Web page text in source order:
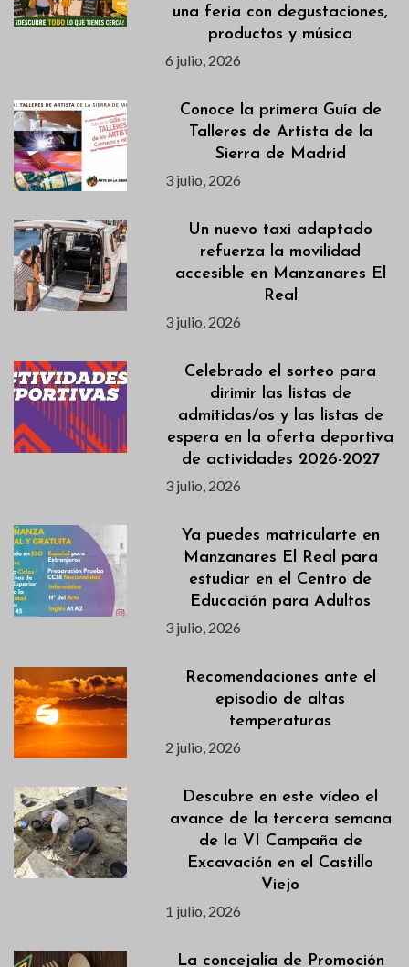
una feria con degustaciones,
productos y música
6 julio, 2026
Conoce la primera Guía de
Talleres de Artista de la
Sierra de Madrid
3 julio, 2026
Un nuevo taxi adaptado
refuerza la movilidad
accesible en Manzanares El
Real
3 julio, 2026
Celebrado el sorteo para
dirimir las listas de
admitidas/os y las listas de
espera en la oferta deportiva
de actividades 2026-2027
3 julio, 2026
Ya puedes matricularte en
Manzanares El Real para
estudiar en el Centro de
Educación para Adultos
3 julio, 2026
Recomendaciones ante el
episodio de altas
temperaturas
2 julio, 2026
Descubre en este vídeo el
avance de la tercera semana
de la VI Campaña de
Excavación en el Castillo
Viejo
1 julio, 2026
La concejalía de Promoción